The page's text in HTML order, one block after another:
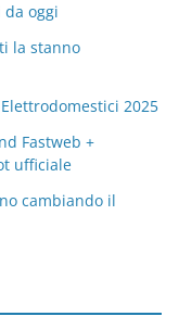
oggi
la stanno
2025
Fastweb +
ufficiale
cambiando il